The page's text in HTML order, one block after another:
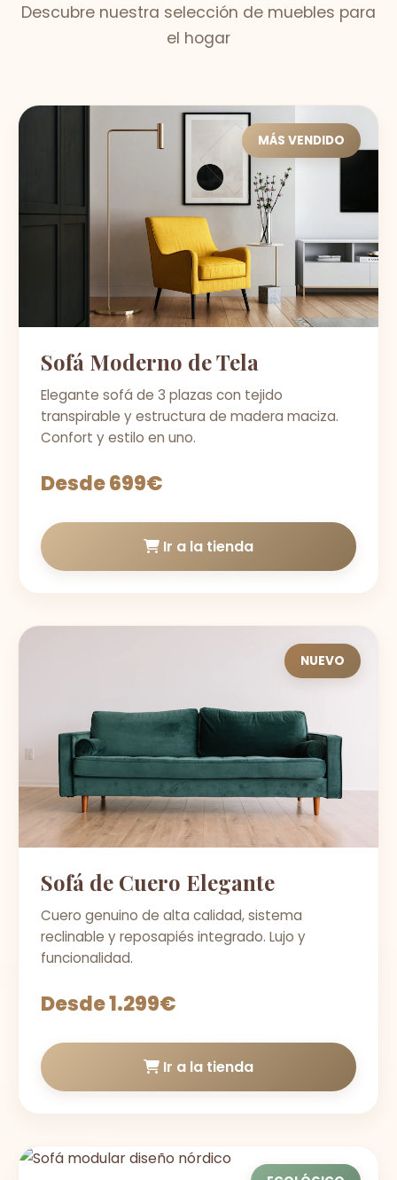
Descubre nuestra selección de muebles para
el hogar
MÁS VENDIDO
Sofá Moderno de Tela
Elegante sofá de 3 plazas con tejido
transpirable y estructura de madera maciza.
Confort y estilo en uno.
Desde 699€
Ir a la tienda
NUEVO
Sofá de Cuero Elegante
Cuero genuino de alta calidad, sistema
reclinable y reposapiés integrado. Lujo y
funcionalidad.
Desde 1.299€
Ir a la tienda